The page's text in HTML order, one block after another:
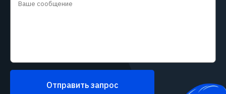
Отправить запрос